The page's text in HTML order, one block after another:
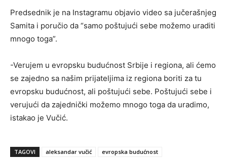
Predsednik je na Instagramu objavio video sa jučerašnjeg
Samita i poručio da “samo poštujući sebe možemo uraditi
mnogo toga”.
-Verujem u evropsku budućnost Srbije i regiona, ali ćemo
se zajedno sa našim prijateljima iz regiona boriti za tu
evropsku budućnost, ali poštujući sebe. Poštujući sebe i
verujući da zajednički možemo mnogo toga da uradimo,
istakao je Vučić.
TAGOVI aleksandar vučić evropska budućnost